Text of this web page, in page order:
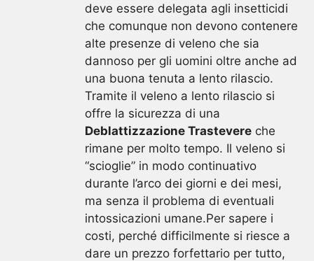
deve essere delegata agli insetticidi
che comunque non devono contenere
alte presenze di veleno che sia
dannoso per gli uomini oltre anche ad
una buona tenuta a lento rilascio.
Tramite il veleno a lento rilascio si
offre la sicurezza di una
Deblattizzazione Trastevere che
rimane per molto tempo. Il veleno si
“scioglie” in modo continuativo
durante l’arco dei giorni e dei mesi,
ma senza il problema di eventuali
intossicazioni umane.Per sapere i
costi, perché difficilmente si riesce a
dare un prezzo forfettario per tutto,